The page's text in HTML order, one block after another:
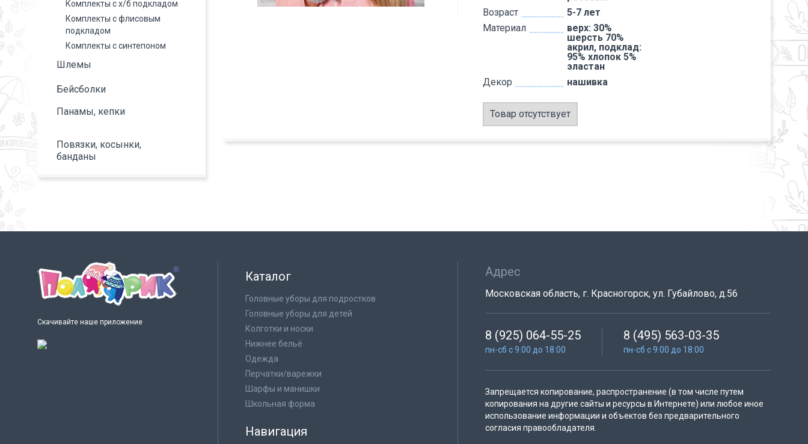
Комплекты с х/б подкладом
Комплекты с флисовым
подкладом
Комплекты с синтепоном
Шлемы
Бейсболки
Панамы, кепки
Повязки, косынки,
банданы
Возраст
5-7 лет
Материал
верх: 30%
шерсть 70%
акрил, подклад:
95% хлопок 5%
эластан
Декор
нашивка
Товар отсутствует
Скачивайте наше приложение
Каталог
Головные уборы для подростков
Головные уборы для детей
Колготки и носки
Нижнее бельё
Одежда
Перчатки/варежки
Шарфы и манишки
Школьная форма
Навигация
Адрес
Московская область, г. Красногорск, ул. Губайлово, д.56
8 (925) 064-55-25
пн-сб с 9:00 до 18:00
8 (495) 563-03-35
пн-сб с 9:00 до 18:00
Запрещается копирование, распространение (в том числе путем
копирования на другие сайты и ресурсы в Интернете) или любое иное
использование информации и объектов без предварительного
согласия правообладателя.